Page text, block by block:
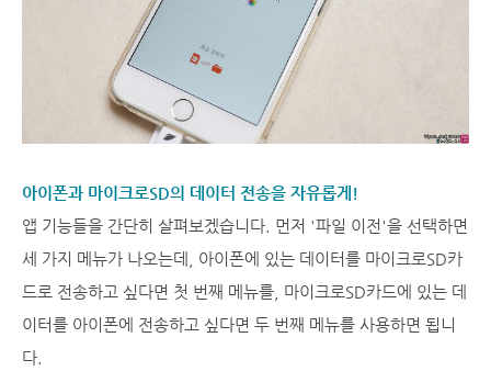
아이폰과 마이크로SD의 데이터 전송을 자유롭게!
앱 기능들을 간단히 살펴보겠습니다. 먼저 '파일 이전'을 선택하면
세 가지 메뉴가 나오는데, 아이폰에 있는 데이터를 마이크로SD카
드로 전송하고 싶다면 첫 번째 메뉴를, 마이크로SD카드에 있는 데
이터를 아이폰에 전송하고 싶다면 두 번째 메뉴를 사용하면 됩니
다.